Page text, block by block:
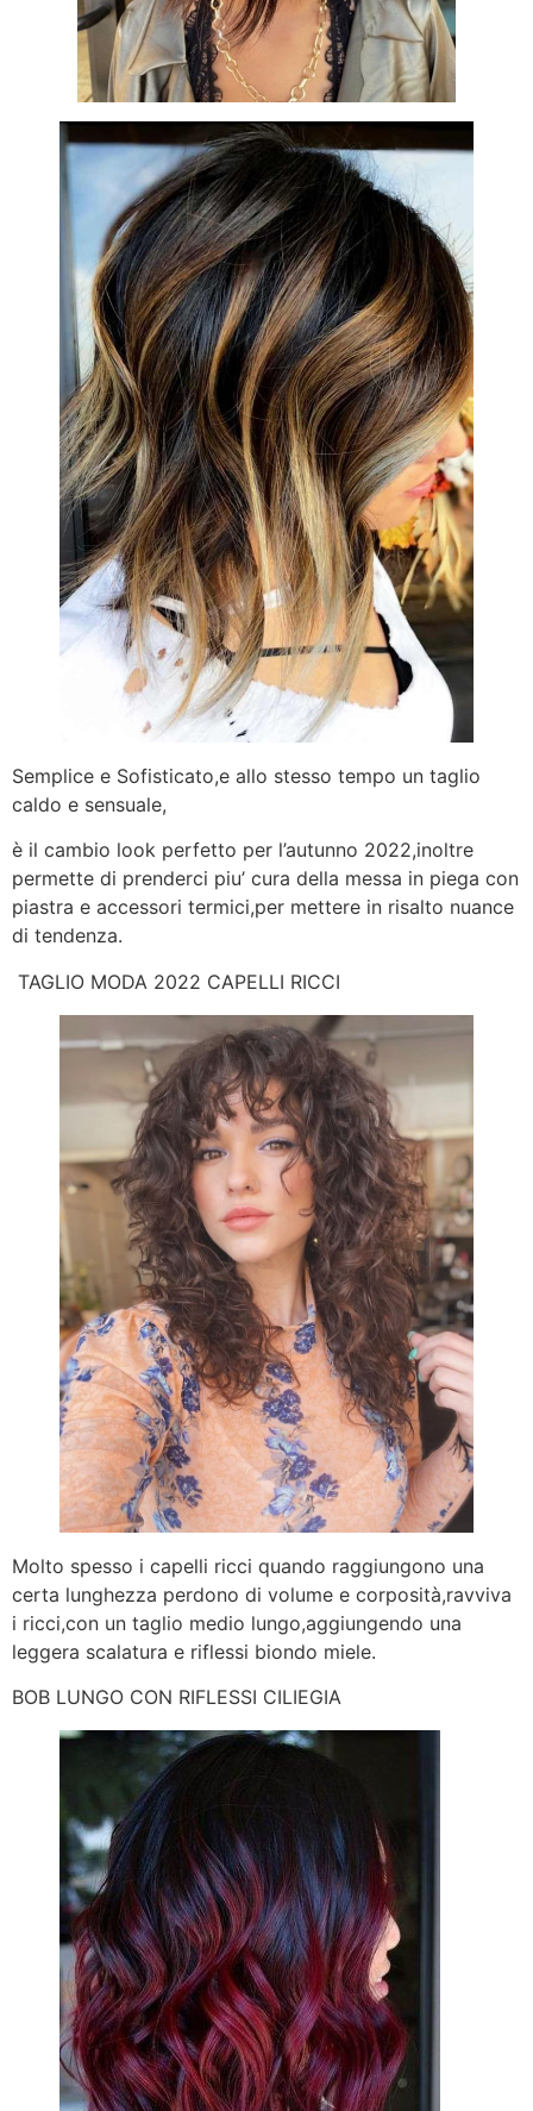
Semplice e Sofisticato,e allo stesso tempo un taglio
caldo e sensuale,
è il cambio look perfetto per l’autunno 2022,inoltre
permette di prenderci piu’ cura della messa in piega con
piastra e accessori termici,per mettere in risalto nuance
di tendenza.
TAGLIO MODA 2022 CAPELLI RICCI
Molto spesso i capelli ricci quando raggiungono una
certa lunghezza perdono di volume e corposità,ravviva
i ricci,con un taglio medio lungo,aggiungendo una
leggera scalatura e riflessi biondo miele.
BOB LUNGO CON RIFLESSI CILIEGIA